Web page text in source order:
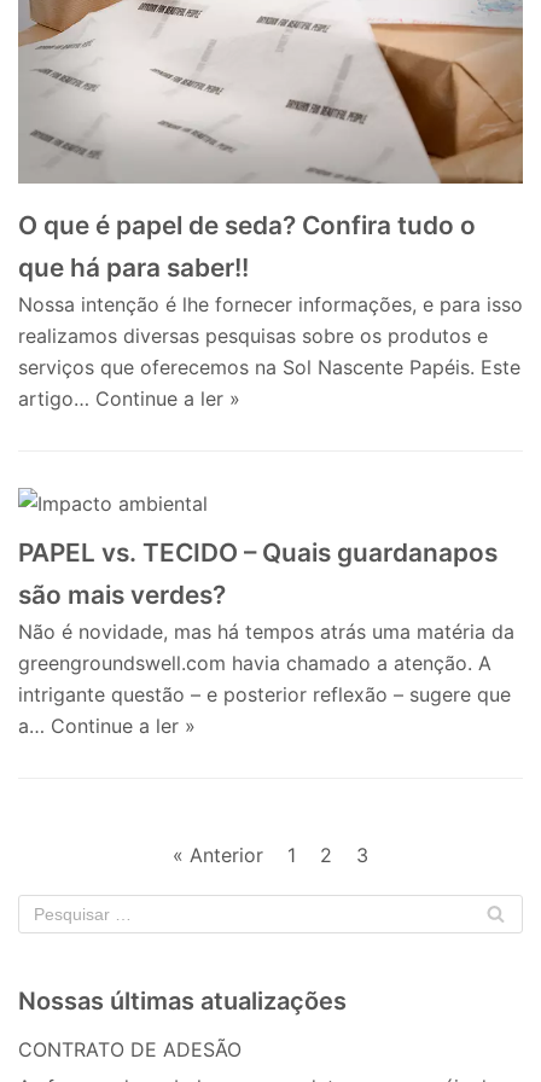
O que é papel de seda? Confira tudo o
que há para saber!!
Nossa intenção é lhe fornecer informações, e para isso
realizamos diversas pesquisas sobre os produtos e
serviços que oferecemos na Sol Nascente Papéis. Este
artigo… Continue a ler »
PAPEL vs. TECIDO – Quais guardanapos
são mais verdes?
Não é novidade, mas há tempos atrás uma matéria da
greengroundswell.com havia chamado a atenção. A
intrigante questão – e posterior reflexão – sugere que
a… Continue a ler »
« Anterior 1 2 3
Nossas últimas atualizações
CONTRATO DE ADESÃO